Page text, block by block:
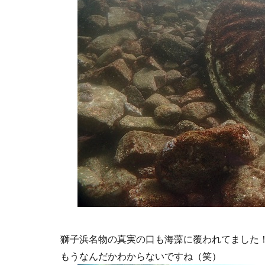
獅子浜名物の真実の口も海藻に覆われてました
もうなんだかわからないですね（笑）